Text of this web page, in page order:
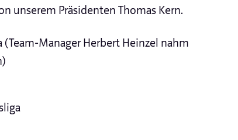
unserem Präsidenten Thomas Kern.
Manager Herbert Heinzel nahm